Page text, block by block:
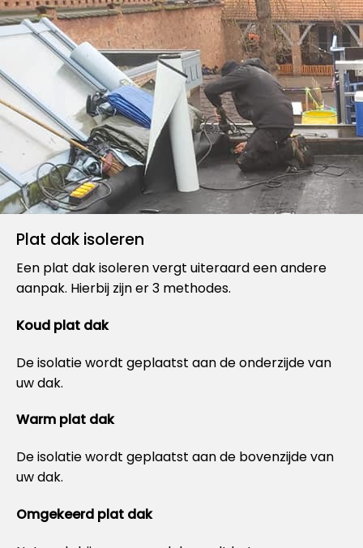
Plat dak isoleren
Een plat dak isoleren vergt uiteraard een andere
aanpak. Hierbij zijn er 3 methodes.
Koud plat dak
De isolatie wordt geplaatst aan de onderzijde van
uw dak.
Warm plat dak
De isolatie wordt geplaatst aan de bovenzijde van
uw dak.
Omgekeerd plat dak